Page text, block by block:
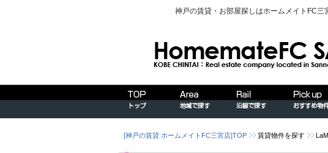
神戸の賃貸・お部屋探しはホームメイトFC三
[神戸の賃貸 ホームメイトFC三宮店]TOP 賃貸物件を探す